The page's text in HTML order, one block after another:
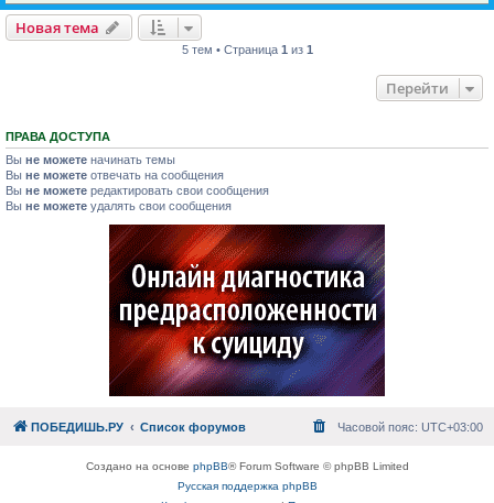
Новая тема
5 тем • Страница 1 из 1
Перейти
ПРАВА ДОСТУПА
Вы не можете начинать темы
Вы не можете отвечать на сообщения
Вы не можете редактировать свои сообщения
Вы не можете удалять свои сообщения
ПОБЕДИШЬ.РУ Список форумов Часовой пояс: UTC+03:00
Создано на основе phpBB® Forum Software © phpBB Limited
Русская поддержка phpBB